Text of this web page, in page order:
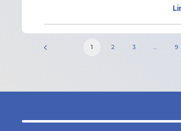
1 2 3 9